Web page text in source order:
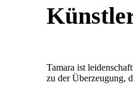
Tamara ist
zu der Überzeugung,